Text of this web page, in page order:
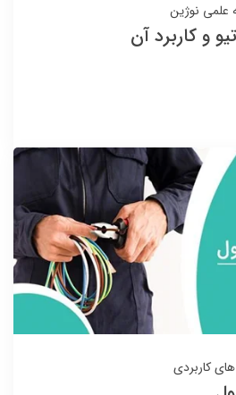
علمی نوژین
و کاربرد آن
کاربردی